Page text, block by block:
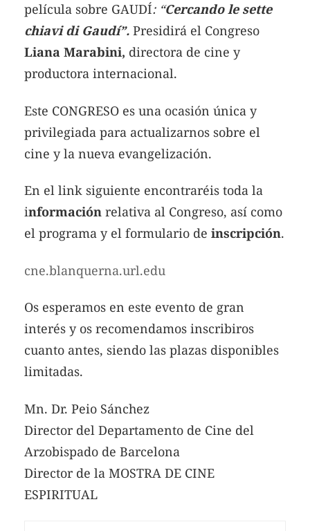
película sobre GAUDÍ: “Cercando le sette
chiavi di Gaudí”. Presidirá el Congreso
Liana Marabini, directora de cine y
productora internacional.
Este CONGRESO es una ocasión única y
privilegiada para actualizarnos sobre el
cine y la nueva evangelización.
En el link siguiente encontraréis toda la
información relativa al Congreso, así como
el programa y el formulario de inscripción.
cne.blanquerna.url.edu
Os esperamos en este evento de gran
interés y os recomendamos inscribiros
cuanto antes, siendo las plazas disponibles
limitadas.
Mn. Dr. Peio Sánchez
Director del Departamento de Cine del
Arzobispado de Barcelona
Director de la MOSTRA DE CINE
ESPIRITUAL